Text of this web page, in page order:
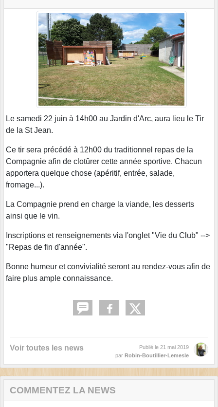
Le samedi 22 juin à 14h00 au Jardin d'Arc, aura lieu le Tir
de la St Jean.
Ce tir sera précédé à 12h00 du traditionnel repas de la
Compagnie afin de clotûrer cette année sportive. Chacun
apportera quelque chose (apéritif, entrée, salade,
fromage...).
La Compagnie prend en charge la viande, les desserts
ainsi que le vin.
Inscriptions et renseignements via l'onglet "Vie du Club" -->
"Repas de fin d'année".
Bonne humeur et convivialité seront au rendez-vous afin de
faire plus ample connaissance.
Voir toutes les news Publié le 21 mai 2019
par Robin-Boutillier-Lemesle
COMMENTEZ LA NEWS